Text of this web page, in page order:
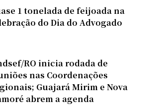
1 tonelada de feijoada na
do Dia do Advogado
RO inicia rodada de
nas Coordenações
Guajará Mirim e Nova
abrem a agenda